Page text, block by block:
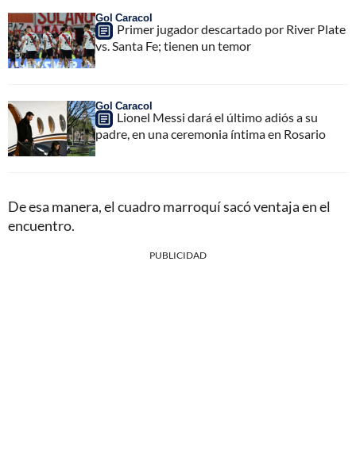
Gol Caracol
Primer jugador descartado por River Plate
vs. Santa Fe; tienen un temor
Gol Caracol
Lionel Messi dará el último adiós a su
padre, en una ceremonia íntima en Rosario
De esa manera, el cuadro marroquí sacó ventaja en el
encuentro.
PUBLICIDAD